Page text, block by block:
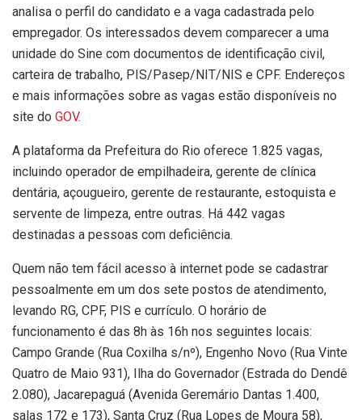
analisa o perfil do candidato e a vaga cadastrada pelo
empregador. Os interessados devem comparecer a uma
unidade do Sine com documentos de identificação civil,
carteira de trabalho, PIS/Pasep/NIT/NIS e CPF. Endereços
e mais informações sobre as vagas estão disponíveis no
site do GOV.
A plataforma da Prefeitura do Rio oferece 1.825 vagas,
incluindo operador de empilhadeira, gerente de clínica
dentária, açougueiro, gerente de restaurante, estoquista e
servente de limpeza, entre outras. Há 442 vagas
destinadas a pessoas com deficiência.
Quem não tem fácil acesso à internet pode se cadastrar
pessoalmente em um dos sete postos de atendimento,
levando RG, CPF, PIS e currículo. O horário de
funcionamento é das 8h às 16h nos seguintes locais:
Campo Grande (Rua Coxilha s/nº), Engenho Novo (Rua Vinte
Quatro de Maio 931), Ilha do Governador (Estrada do Dendê
2.080), Jacarepaguá (Avenida Geremário Dantas 1.400,
salas 172 e 173), Santa Cruz (Rua Lopes de Moura 58),